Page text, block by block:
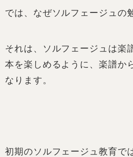
では、なぜソルフェージュの
それは、ソルフェージュは楽
本を楽しめるように、楽譜か
なります。
初期のソルフェージュ教育で